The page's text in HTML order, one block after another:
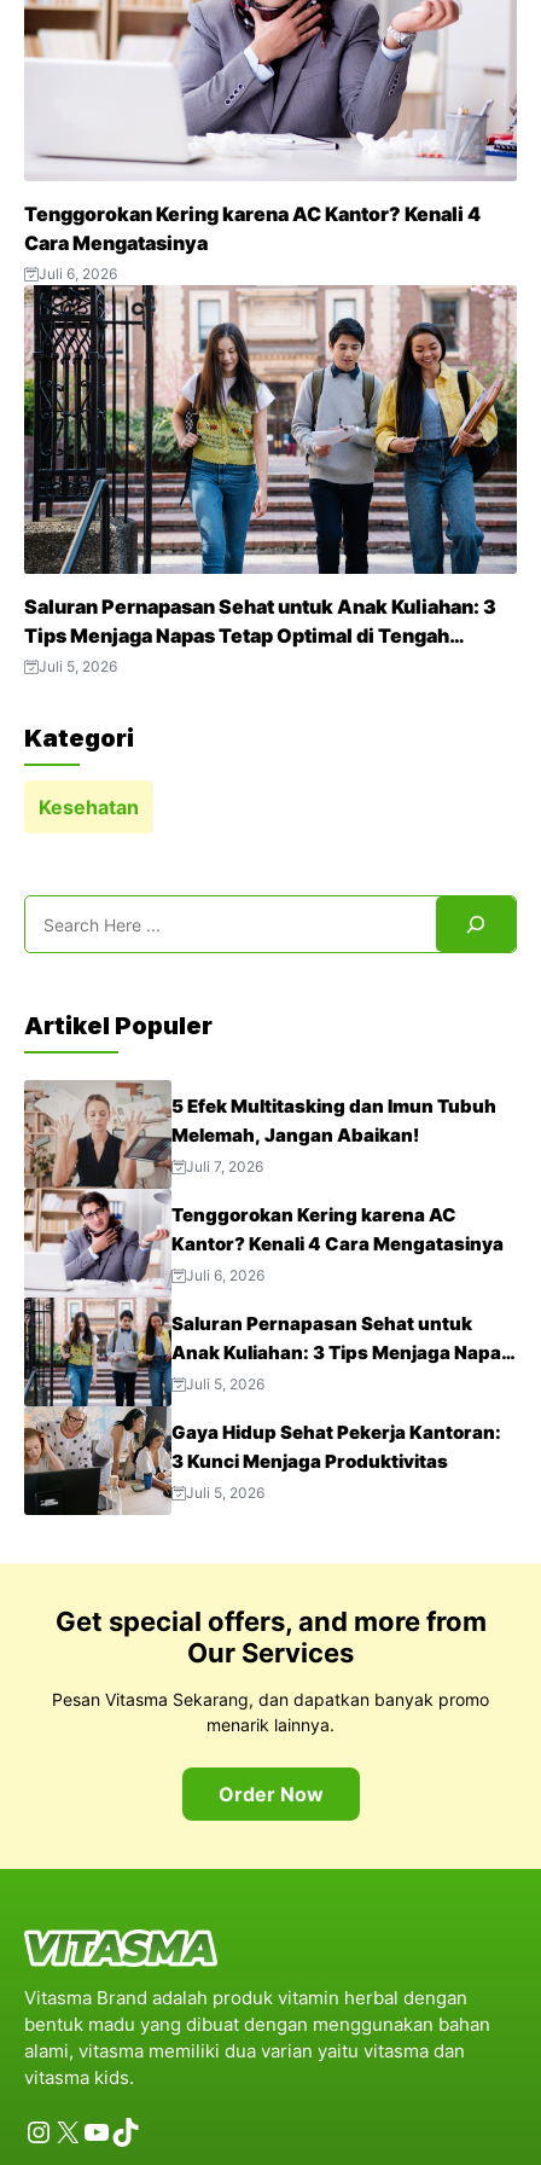
Tenggorokan Kering karena AC Kantor? Kenali 4
Cara Mengatasinya
Juli 6, 2026
Saluran Pernapasan Sehat untuk Anak Kuliahan: 3
Tips Menjaga Napas Tetap Optimal di Tengah
Aktivitas Padat
Juli 5, 2026
Kategori
Kesehatan
Artikel Populer
5 Efek Multitasking dan Imun Tubuh
Melemah, Jangan Abaikan!
Juli 7, 2026
Tenggorokan Kering karena AC
Kantor? Kenali 4 Cara Mengatasinya
Juli 6, 2026
Saluran Pernapasan Sehat untuk
Anak Kuliahan: 3 Tips Menjaga Napas
Tetap Optimal di Tengah Aktivitas
Juli 5, 2026
Gaya Hidup Sehat Pekerja Kantoran:
3 Kunci Menjaga Produktivitas
Juli 5, 2026
Get special offers, and more from
Our Services
Pesan Vitasma Sekarang, dan dapatkan banyak promo
menarik lainnya.
Order Now
Vitasma Brand adalah produk vitamin herbal dengan
bentuk madu yang dibuat dengan menggunakan bahan
alami, vitasma memiliki dua varian yaitu vitasma dan
vitasma kids.
Instagram
X YouTube
TikTok